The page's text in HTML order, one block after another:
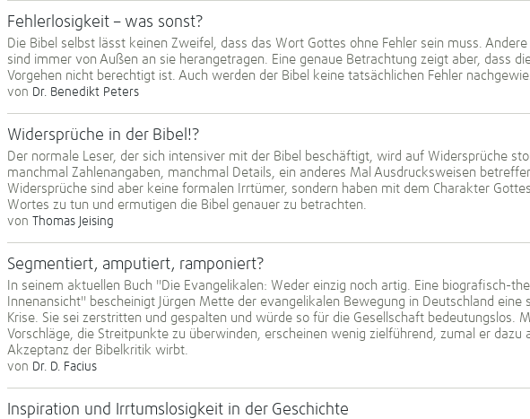
Fehlerlosigkeit – was sonst?
Die Bibel selbst lässt keinen Zweifel, dass das Wort Gottes ohne Fehler sein muss. Andere
sind immer von Außen an sie herangetragen. Eine genaue Betrachtung zeigt aber, dass
Vorgehen nicht berechtigt ist. Auch werden der Bibel keine tatsächlichen Fehler
von Dr. Benedikt Peters
Widersprüche in der Bibel!?
Der normale Leser, der sich intensiver mit der Bibel beschäftigt, wird auf Widersprüche
manchmal Zahlenangaben, manchmal Details, ein anderes Mal Ausdrucksweisen
Widersprüche sind aber keine formalen Irrtümer, sondern haben mit dem Charakter
Wortes zu tun und ermutigen die Bibel genauer zu betrachten.
von Thomas Jeising
Segmentiert, amputiert, ramponiert?
In seinem aktuellen Buch "Die Evangelikalen: Weder einzig noch artig. Eine biografisch-
Innenansicht" bescheinigt Jürgen Mette der evangelikalen Bewegung in Deutschland eine
Krise. Sie sei zerstritten und gespalten und würde so für die Gesellschaft bedeutungslos.
Vorschläge, die Streitpunkte zu überwinden, erscheinen wenig zielführend, zumal er dazu
Akzeptanz der Bibelkritik wirbt.
von Dr. D. Facius
Inspiration und Irrtumslosigkeit in der Geschichte